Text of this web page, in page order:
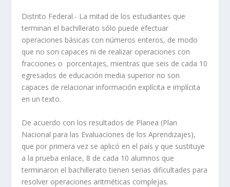
Distrito Federal.- La mitad de los estudiantes que
terminan el bachillerato sólo puede efectuar
operaciones básicas con números enteros, de modo
que no son capaces ni de realizar operaciones con
fracciones o porcentajes, mientras que seis de cada 10
egresados de educación media superior no son
capaces de relacionar información explícita e implícita
en un texto.
De acuerdo con los resultados de Planea (Plan
Nacional para las Evaluaciones de los Aprendizajes),
que por primera vez se aplicó en el país y que sustituye
a la prueba enlace, 8 de cada 10 alumnos que
terminaron el bachillerato tienen serias dificultades para
resolver operaciones aritméticas complejas.